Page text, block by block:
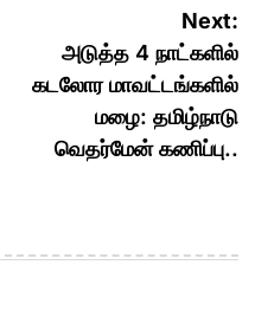
Next:
அடுத்த 4 நாட்களில்
கடலோர மாவட்டங்களில்
மழை: தமிழ்நாடு
வெதர்மேன் கணிப்பு..